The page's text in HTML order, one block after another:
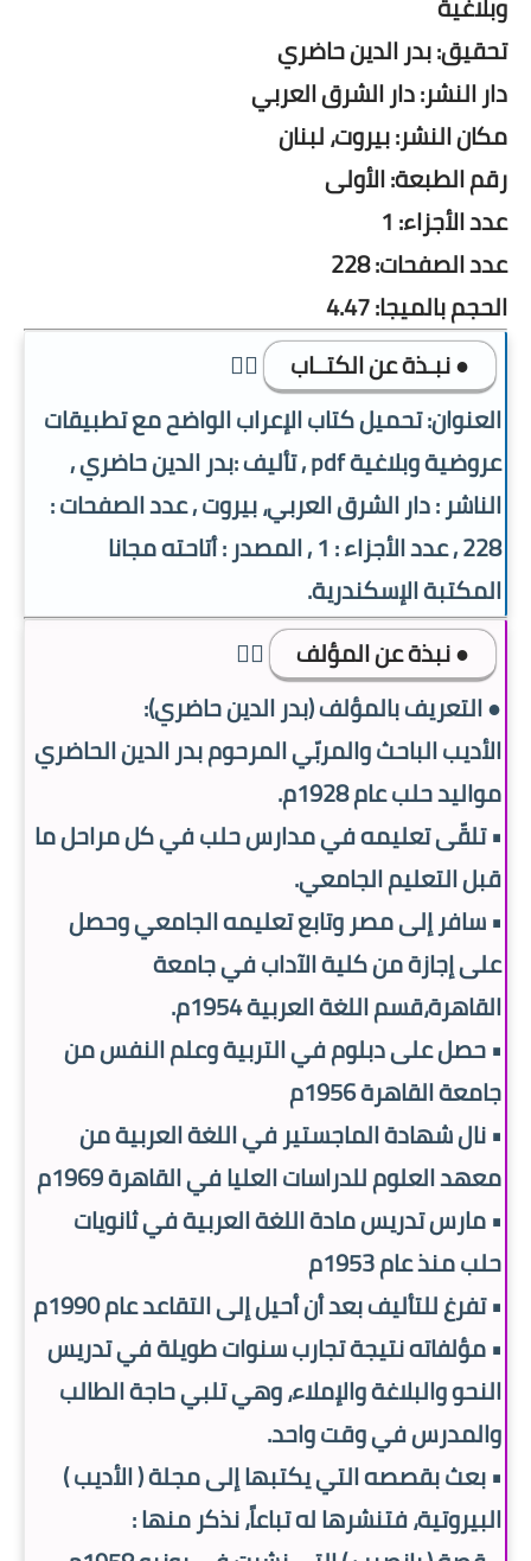
تحقيق: بدر الدين حاضري
دار النشر: دار الشرق العربي
مكان النشر: بيروت، لبنان
رقم الطبعة: الأولى
عدد الأجزاء: 1
عدد الصفحات: 228
الحجم بالميجا: 4.47
● نبـذة عن الكتــاب
👇🏿
العنوان: تحميل كتاب الإعراب الواضح مع تطبيقات
عروضية وبلاغية pdf , تأليف :بدر الدين حاضري ,
الناشر : دار الشرق العربي، بيروت , عدد الصفحات :
228 , عدد الأجزاء : 1 , المصدر : أتاحته مجانا
المكتبة الإسكندرية.
● نبذة عن المؤلف
👇🏿
● التعريف بالمؤلف (بدر الدين حاضري):
الأديب الباحث والمربّي المرحوم بدر الدين الحاضري
مواليد حلب عام 1928م.
• تلقّى تعليمه في مدارس حلب في كل مراحل ما
قبل التعليم الجامعي.
• سافر إلى مصر وتابع تعليمه الجامعي وحصل
على إجازة من كلية الآداب في جامعة
القاهرة،قسم اللغة العربية 1954م.
• حصل على دبلوم في التربية وعلم النفس من
جامعة القاهرة 1956م
• نال شهادة الماجستير في اللغة العربية من
معهد العلوم للدراسات العليا في القاهرة 1969م
• مارس تدريس مادة اللغة العربية في ثانويات
حلب منذ عام 1953م
• تفرغ للتأليف بعد أن أحيل إلى التقاعد عام 1990م
• مؤلفاته نتيجة تجارب سنوات طويلة في تدريس
النحو والبلاغة والإملاء، وهي تلبي حاجة الطالب
والمدرس في وقت واحد.
• بعث بقصصه التي يكتبها إلى مجلة ( الأديب )
البيروتية، فتنشرها له تباعاً، نذكر منها :